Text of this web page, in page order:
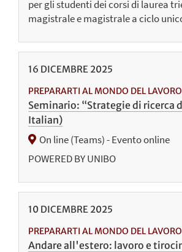
per gli studenti dei corsi di laurea
magistrale e magistrale a ciclo
16 DICEMBRE 2025
PREPARARTI AL MONDO DEL LAVORO
Seminario: “Strategie di ricerca
Italian)
On line (Teams) - Evento online
POWERED BY UNIBO
10 DICEMBRE 2025
PREPARARTI AL MONDO DEL LAVORO
Andare all'estero: lavoro e